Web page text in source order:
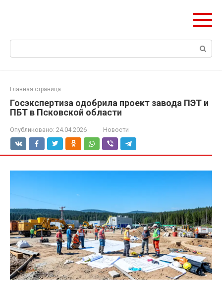
Поиск:
Главная страница
Госэкспертиза одобрила проект завода ПЭТ и
ПБТ в Псковской области
Опубликовано: 24.04.2026 Новости